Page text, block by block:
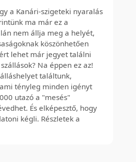
a Kanári-szigeteki nyaralás
ma már ez a
nem állja meg a helyét,
köszönhetően
lehet már jegyet találni
Na éppen ez az!
találtunk,
tényleg minden igényt
utazó a "mesés"
És elképesztő, hogy
kégli. Részletek a